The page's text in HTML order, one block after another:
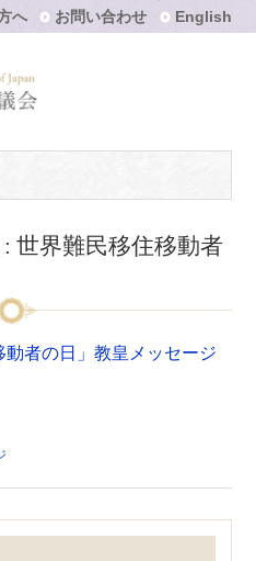
へ お問い合わせ English
世界難民移住移動者
動者の日」教皇メッセージ